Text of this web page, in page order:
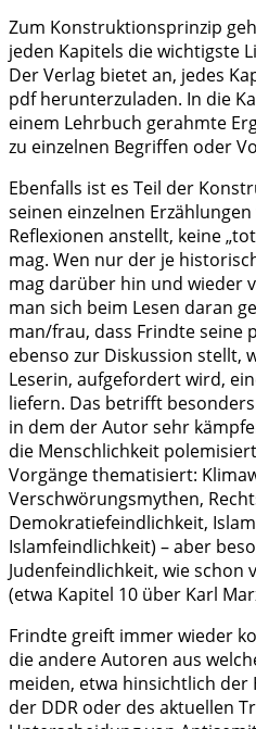
Zum Konstruktionsprinzip
jeden Kapitels die wichtigste
Der Verlag bietet an, jedes
pdf herunterzuladen. In die
einem Lehrbuch gerahmte
zu einzelnen Begriffen oder
Ebenfalls ist es Teil der
seinen einzelnen
Reflexionen anstellt, keine
mag. Wen nur der je
mag darüber hin und wieder
man sich beim Lesen daran
man/frau, dass Frindte seine
ebenso zur Diskussion stellt,
Leserin, aufgefordert wird,
liefern. Das betrifft besonders
in dem der Autor sehr
die Menschlichkeit
Vorgänge thematisiert:
Verschwörungsmythen,
Demokratiefeindlichkeit,
Islamfeindlichkeit) – aber
Judenfeindlichkeit, wie
(etwa Kapitel 10 über Karl
Frindte greift immer wieder
die andere Autoren aus
meiden, etwa hinsichtlich
der DDR oder des aktuellen